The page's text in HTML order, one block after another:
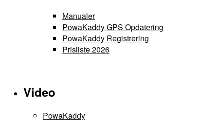
Manualer
PowaKaddy GPS Opdatering
PowaKaddy Registrering
Prisliste 2026
Video
PowaKaddy